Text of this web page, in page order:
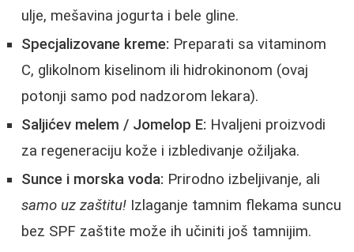
ulje, mešavina jogurta i bele gline.
Specjalizovane kreme: Preparati sa vitaminom
C, glikolnom kiselinom ili hidrokinonom (ovaj
potonji samo pod nadzorom lekara).
Saljićev melem / Jomelop E: Hvaljeni proizvodi
za regeneraciju kože i izbledivanje ožiljaka.
Sunce i morska voda: Prirodno izbeljivanje, ali
samo uz zaštitu! Izlaganje tamnim flekama suncu
bez SPF zaštite može ih učiniti još tamnijim.